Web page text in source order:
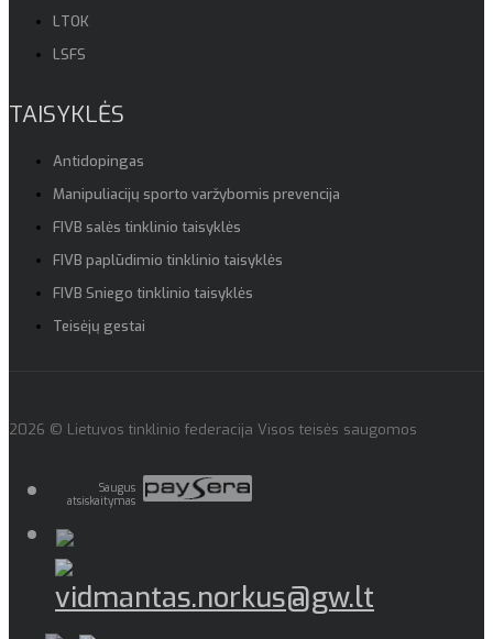
LTOK
LSFS
TAISYKLĖS
Antidopingas
Manipuliacijų sporto varžybomis prevencija
FIVB salės tinklinio taisyklės
FIVB paplūdimio tinklinio taisyklės
FIVB Sniego tinklinio taisyklės
Teisėjų gestai
2026 © Lietuvos tinklinio federacija Visos teisės saugomos
Saugus
atsiskaitymas